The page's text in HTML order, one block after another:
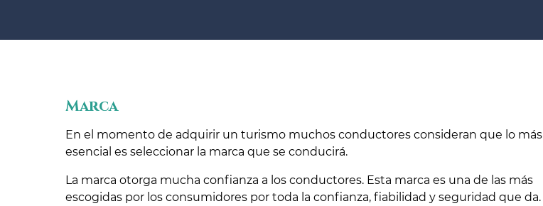
Marca
En el momento de adquirir un turismo muchos conductores consideran que lo más
esencial es seleccionar la marca que se conducirá.
La marca otorga mucha confianza a los conductores. Esta marca es una de las más
escogidas por los consumidores por toda la confianza, fiabilidad y seguridad que da.